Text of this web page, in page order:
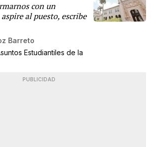
con un
al puesto, escribe
Barreto
Estudiantiles de la
PUBLICIDAD